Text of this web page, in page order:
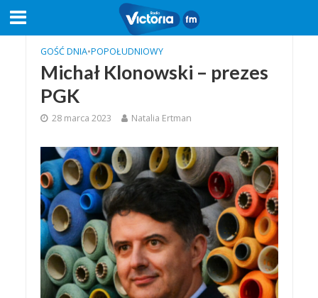
GOŚĆ DNIA•POPOŁUDNIOWY
Michał Klonowski – prezes
PGK
28 marca 2023 Natalia Ertman